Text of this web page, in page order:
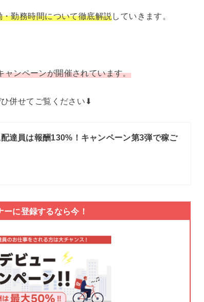
勤務時間について徹底解説していきます。
ャンペーンが開催されています。
併せてご覧ください⬇︎
配達員は報酬130%！キャンペーン第3弾で稼ご
に登録するなら今！